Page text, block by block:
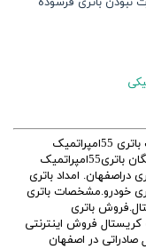
پیوند:باتری55امپراتمیک کریستال.سپاهان باتری.قیمت باتری 55امپراتمیک
کریستال.باتری خودرو 55امپر اتمیک کریستال ارسال رایگان باتری55امپراتمیک
دراصفهان. امداد باتری
خودرو.مشخصات باتری
اتمیک کریستال.فروش باتری
آنلاین باتری 55امپراتمیک کریستال فروش اینترنتی
صادراتی در اصفهان